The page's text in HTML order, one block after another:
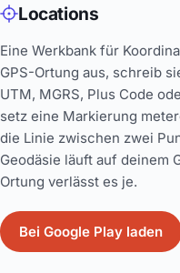
Locations
Eine Werkbank für
GPS-Ortung aus, schreib
UTM, MGRS, Plus Code
setz eine Markierung
die Linie zwischen zwei
Geodäsie läuft auf deinem
Ortung verlässt es je.
Bei Google Play laden